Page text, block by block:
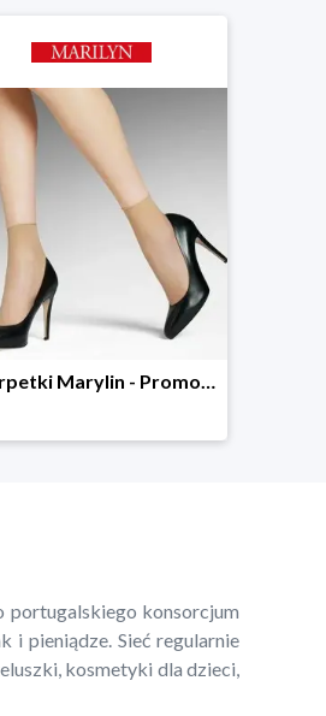
4+1
portugalskiego konsorcjum
i pieniądze. Sieć regularnie
kosmetyki dla dzieci,